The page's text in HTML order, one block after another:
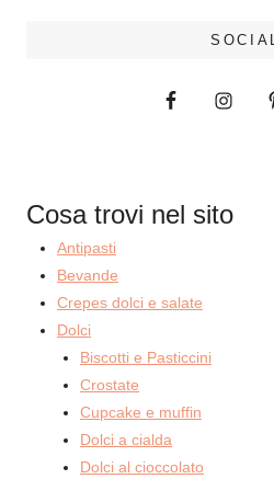
SOCIAL
Cosa trovi nel sito
Antipasti
Bevande
Crepes dolci e salate
Dolci
Biscotti e Pasticcini
Crostate
Cupcake e muffin
Dolci a cialda
Dolci al cioccolato